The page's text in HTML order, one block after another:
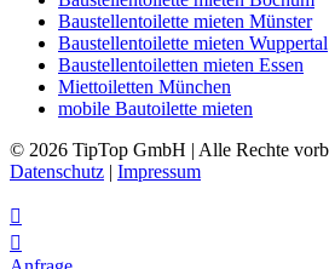
Baustellentoilette mieten Münster
Baustellentoilette mieten Wuppertal
Baustellentoiletten mieten Essen
Miettoiletten München
mobile Bautoilette mieten
© 2026 TipTop GmbH | Alle Rechte
Datenschutz | Impressum

